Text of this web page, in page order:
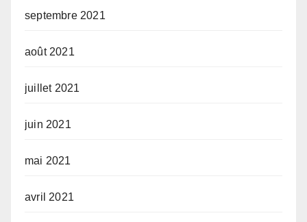
septembre 2021
août 2021
juillet 2021
juin 2021
mai 2021
avril 2021